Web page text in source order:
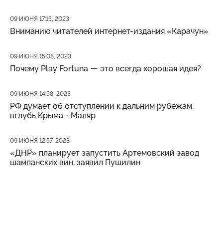
Дата публикации
09 ИЮНЯ 17:15, 2023
Вниманию читателей интернет-издания «Карачун»
Дата публикации
09 ИЮНЯ 15:08, 2023
Почему Play Fortuna ー это всегда хорошая идея?
Дата публикации
09 ИЮНЯ 14:58, 2023
РФ думает об отступлении к дальним рубежам,
вглубь Крыма - Маляр
Дата публикации
09 ИЮНЯ 12:57, 2023
«ДНР» планирует запустить Артемовский завод
шампанских вин, заявил Пушилин